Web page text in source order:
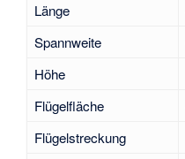
Länge
Spannweite
Höhe
Flügelfläche
Flügelstreckung